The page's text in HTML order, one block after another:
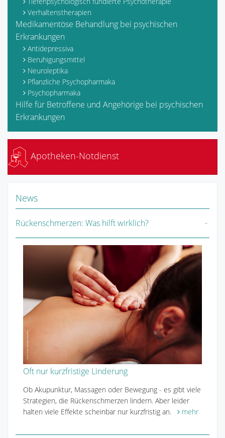
Verhaltenstherapien
Medikamentöse Behandlung bei psychischen
Erkrankungen
Antidepressiva
Beruhigungsmittel
Neuroleptika
Pflanzliche Psychopharmaka
Psychopharmaka
Hilfe für Betroffene und Angehörige bei psychischen
Erkrankungen
Apotheken-Notdienst
News
Rückenschmerzen: Was hilft wirklich?
Oft nur kurzfristige Linderung
Ob Akupunktur, Massagen oder Bewegung - es gibt viele
Strategien, die Rückenschmerzen lindern. Aber leider
halten viele Effekte scheinbar nur kurzfristig an.
mehr